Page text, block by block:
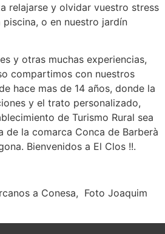
relajarse y olvidar vuestro stress
o en nuestro jardín
y otras muchas experiencias,
compartimos con nuestros
hace mas de 14 años, donde la
y el trato personalizado,
de Turismo Rural sea
de la comarca Conca de Barberà
Bienvenidos a El Clos !!.
a Conesa, Foto Joaquim